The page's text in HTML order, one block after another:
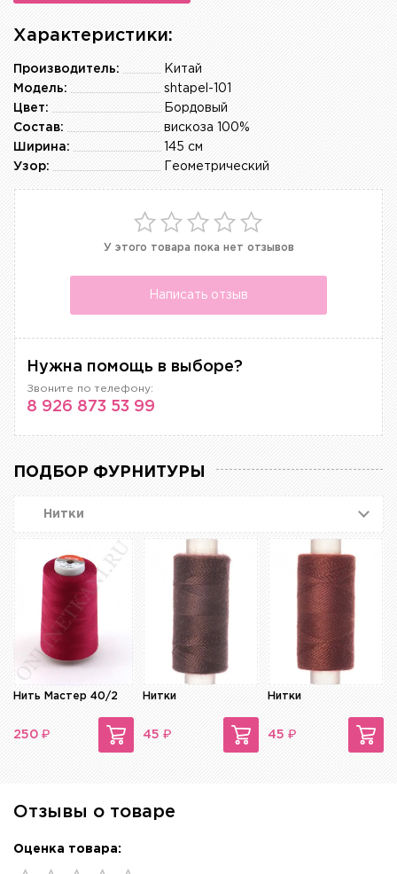
Характеристики:
Китай
Производитель:
shtapel-101
Модель:
Бордовый
Цвет:
вискоза 100%
Состав:
145 см
Ширина:
Геометрический
Узор:
У этого товара пока нет отзывов
Написать отзыв
Нужна помощь в выборе?
Звоните по телефону:
8 926 873 53 99
ПОДБОР ФУРНИТУРЫ
Нитки
Нить Мастер 40/2
250 ₽
Нитки
45 ₽
Нитки
45 ₽
Отзывы о товаре
Оценка товара: